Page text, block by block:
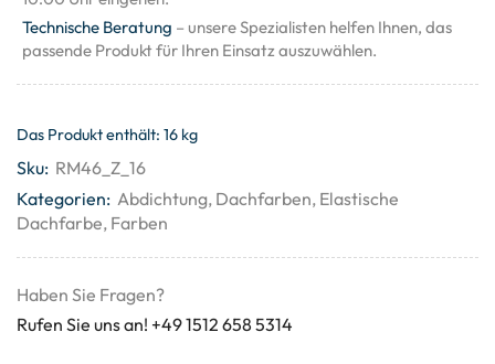
Technische Beratung – unsere Spezialisten helfen Ihnen, das
passende Produkt für Ihren Einsatz auszuwählen.
Das Produkt enthält: 16 kg
Sku: RM46_Z_16
Kategorien: Abdichtung, Dachfarben, Elastische
Dachfarbe, Farben
Haben Sie Fragen?
Rufen Sie uns an! +49 1512 658 5314